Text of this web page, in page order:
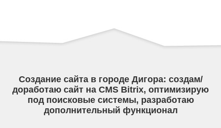
Создание сайта в городе Дигора: создам/
доработаю сайт на CMS Bitrix, оптимизирую
под поисковые системы, разработаю
дополнительный функционал